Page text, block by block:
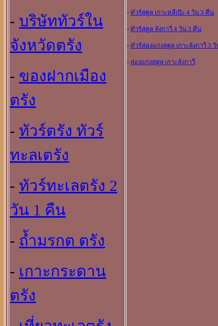
- บริษัททัวร์ใน
จังหวัดตรัง
- ของฝากเมือง
ตรัง
- ทัวร์ตรัง ทัวร์
ทะลเตรัง
- ทัวร์ทะเลตรัง 2
วัน 1 คืน
- ถ้ำมรกต ตรัง
- เกาะกระดาน
ตรัง
- ทัวร์สตูล เกาะหลีเป๊ะ 4 วัน 3 คืน
- ทัวร์สตูล ลังกาวี 4 วัน 3 คืน
- ทัวร์ล่องแก่งสตูล เกาะลังกาวี 3 วั
- ล่องแก่งสตูล เกาะลังกาวี